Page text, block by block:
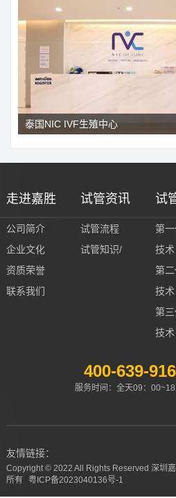
泰国NIC IVF生殖中心
走进嘉胜
公司简介
企业文化
资质荣誉
联系我们
试管资讯
试管流程
试管知识/
试
第
技术
第
技术
第
技术
400-639-
服务时间：全天09：
友情链接：
Copyright © 2022 All Rights Reserved 深圳
所有 粤ICP备2023040136号-1